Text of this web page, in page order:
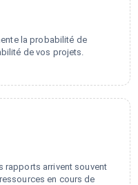
la probabilité de
de vos projets.
rapports arrivent souvent
en cours de